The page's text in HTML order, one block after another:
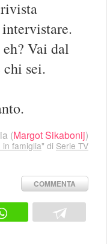
Vai dal
sei.
(Margot Sikabonij)
in famiglia" di Serie TV
COMMENTA